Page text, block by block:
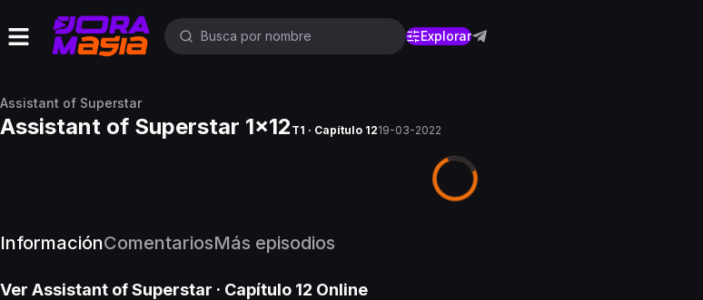
Explorar
Assistant of Superstar
Assistant of Superstar 1x12 T1 · Capítulo 1219-03-2022
InformaciónComentariosMás episodios
Ver Assistant of Superstar · Capítulo 12 Online